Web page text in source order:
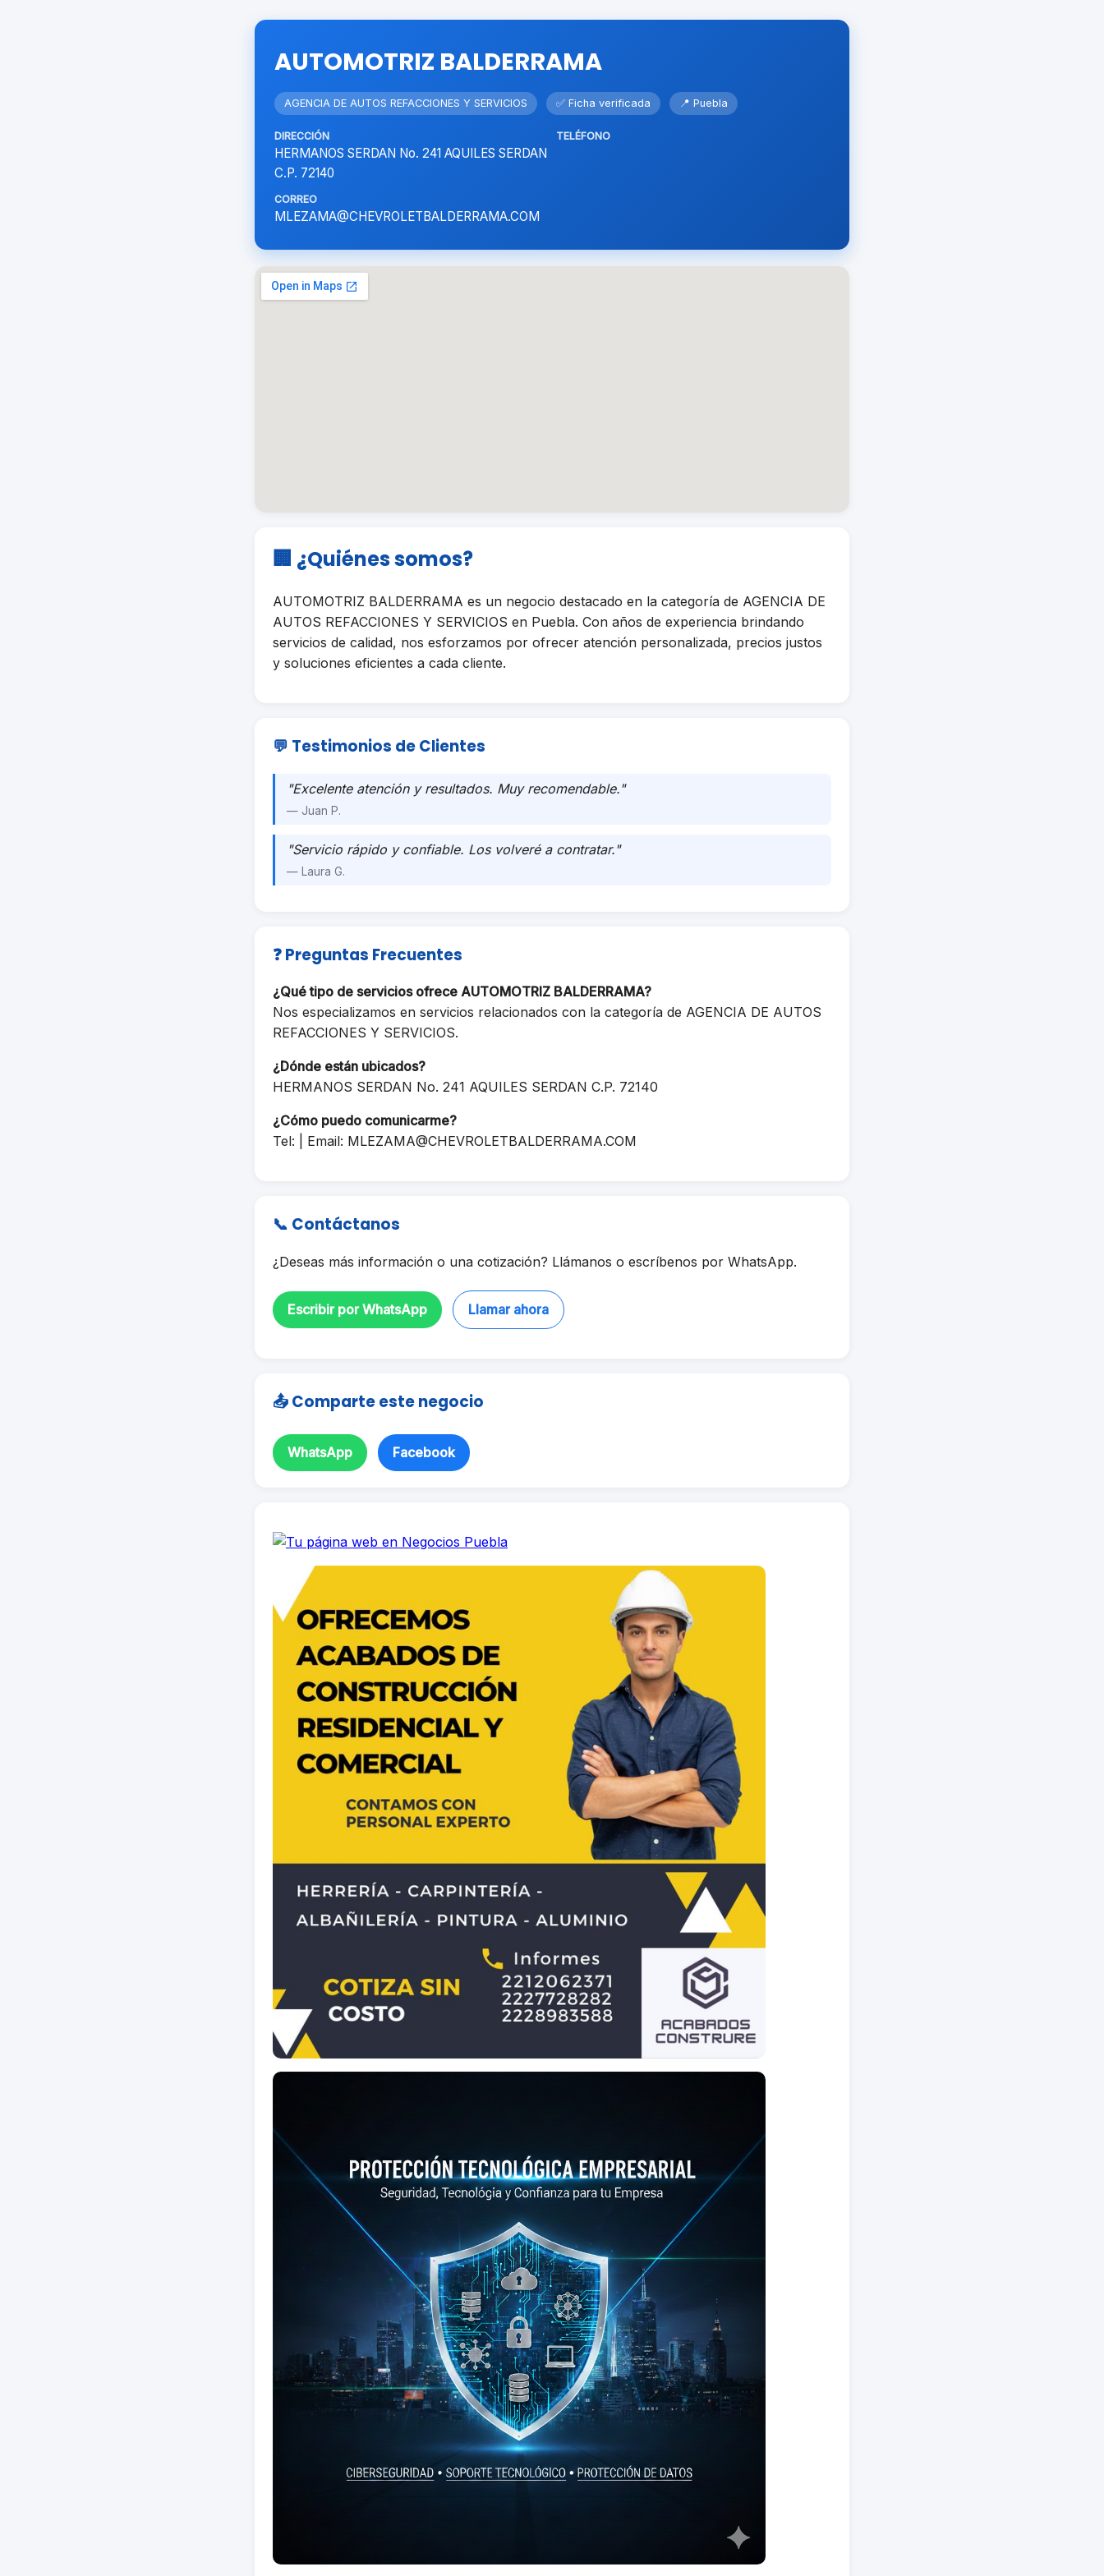
AUTOMOTRIZ BALDERRAMA
AGENCIA DE AUTOS REFACCIONES Y SERVICIOS ✅ Ficha verificada 📍 Puebla
DIRECCIÓN
HERMANOS SERDAN No. 241 AQUILES SERDAN
C.P. 72140
TELÉFONO
CORREO
MLEZAMA@CHEVROLETBALDERRAMA.COM
🏢 ¿Quiénes somos?
AUTOMOTRIZ BALDERRAMA es un negocio destacado en la categoría de AGENCIA DE
AUTOS REFACCIONES Y SERVICIOS en Puebla. Con años de experiencia brindando
servicios de calidad, nos esforzamos por ofrecer atención personalizada, precios justos
y soluciones eficientes a cada cliente.
💬 Testimonios de Clientes
"Excelente atención y resultados. Muy recomendable."
— Juan P.
"Servicio rápido y confiable. Los volveré a contratar."
— Laura G.
❓ Preguntas Frecuentes
¿Qué tipo de servicios ofrece AUTOMOTRIZ BALDERRAMA?
Nos especializamos en servicios relacionados con la categoría de AGENCIA DE AUTOS
REFACCIONES Y SERVICIOS.
¿Dónde están ubicados?
HERMANOS SERDAN No. 241 AQUILES SERDAN C.P. 72140
¿Cómo puedo comunicarme?
Tel: | Email: MLEZAMA@CHEVROLETBALDERRAMA.COM
📞 Contáctanos
¿Deseas más información o una cotización? Llámanos o escríbenos por WhatsApp.
Escribir por WhatsApp Llamar ahora
📤 Comparte este negocio
WhatsApp Facebook